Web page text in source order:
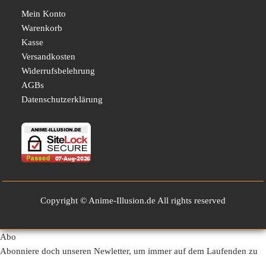
Mein Konto
Warenkorb
Kasse
Versandkosten
Widerrufsbelehrung
AGBs
Datenschutzerklärung
Copyright © Anime-Illusion.de All rights reserved
Abo
Abonniere doch unseren Newletter, um immer auf dem Laufenden zu